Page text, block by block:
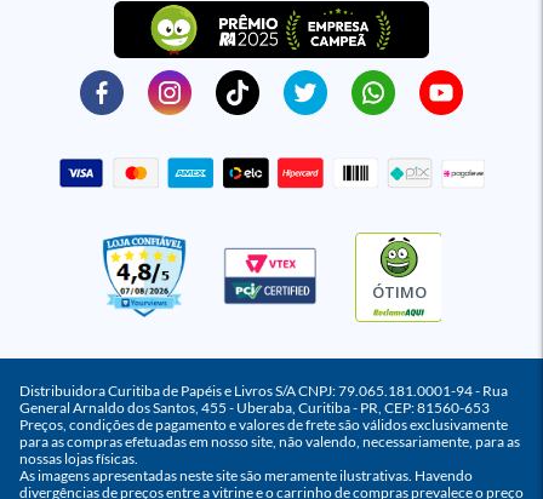
ÓTIMO
Distribuidora Curitiba de Papéis e Livros S/A CNPJ: 79.065.181.0001-94 - Rua
General Arnaldo dos Santos, 455 - Uberaba, Curitiba - PR, CEP: 81560-653
Preços, condições de pagamento e valores de frete são válidos exclusivamente
para as compras efetuadas em nosso site, não valendo, necessariamente, para as
nossas lojas físicas.
As imagens apresentadas neste site são meramente ilustrativas. Havendo
divergências de preços entre a vitrine e o carrinho de compras prevalece o preço